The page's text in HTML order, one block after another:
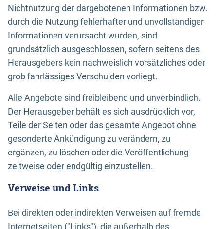
Nichtnutzung der dargebotenen Informationen bzw.
durch die Nutzung fehlerhafter und unvollständiger
Informationen verursacht wurden, sind
grundsätzlich ausgeschlossen, sofern seitens des
Herausgebers kein nachweislich vorsätzliches oder
grob fahrlässiges Verschulden vorliegt.
Alle Angebote sind freibleibend und unverbindlich.
Der Herausgeber behält es sich ausdrücklich vor,
Teile der Seiten oder das gesamte Angebot ohne
gesonderte Ankündigung zu verändern, zu
ergänzen, zu löschen oder die Veröffentlichung
zeitweise oder endgültig einzustellen.
Verweise und Links
Bei direkten oder indirekten Verweisen auf fremde
Internetseiten ("Links"), die außerhalb des